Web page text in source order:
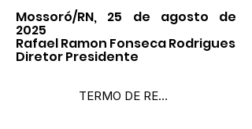
Mossoró/RN, 25 de agosto de
2025
Rafael Ramon Fonseca Rodrigues
Diretor Presidente
TERMO DE REFERÊNCIA